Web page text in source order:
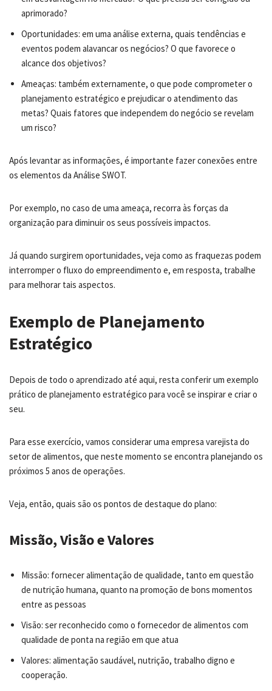
aprimorado?
Oportunidades: em uma análise externa, quais tendências e
eventos podem alavancar os negócios? O que favorece o
alcance dos objetivos?
Ameaças: também externamente, o que pode comprometer o
planejamento estratégico e prejudicar o atendimento das
metas? Quais fatores que independem do negócio se revelam
um risco?
Após levantar as informações, é importante fazer conexões entre
os elementos da Análise SWOT.
Por exemplo, no caso de uma ameaça, recorra às forças da
organização para diminuir os seus possíveis impactos.
Já quando surgirem oportunidades, veja como as fraquezas podem
interromper o fluxo do empreendimento e, em resposta, trabalhe
para melhorar tais aspectos.
Exemplo de Planejamento
Estratégico
Depois de todo o aprendizado até aqui, resta conferir um exemplo
prático de planejamento estratégico para você se inspirar e criar o
seu.
Para esse exercício, vamos considerar uma empresa varejista do
setor de alimentos, que neste momento se encontra planejando os
próximos 5 anos de operações.
Veja, então, quais são os pontos de destaque do plano:
Missão, Visão e Valores
Missão: fornecer alimentação de qualidade, tanto em questão
de nutrição humana, quanto na promoção de bons momentos
entre as pessoas
Visão: ser reconhecido como o fornecedor de alimentos com
qualidade de ponta na região em que atua
Valores: alimentação saudável, nutrição, trabalho digno e
cooperação.